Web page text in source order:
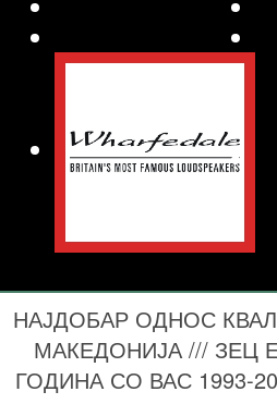
НАЈДОБАР ОДНОС
МАКЕДОНИЈА /// ЗЕЦ
ГОДИНА СО ВАС 1993-